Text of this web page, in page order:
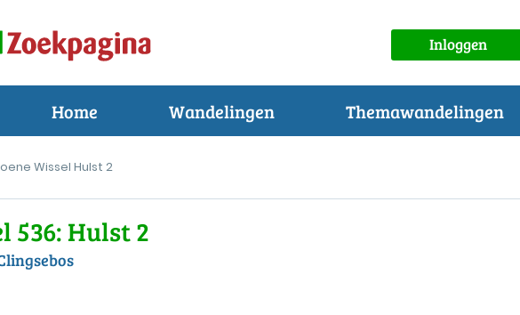
Inloggen
Home Wandelingen Themawandelingen
Wissel Hulst 2
536: Hulst 2